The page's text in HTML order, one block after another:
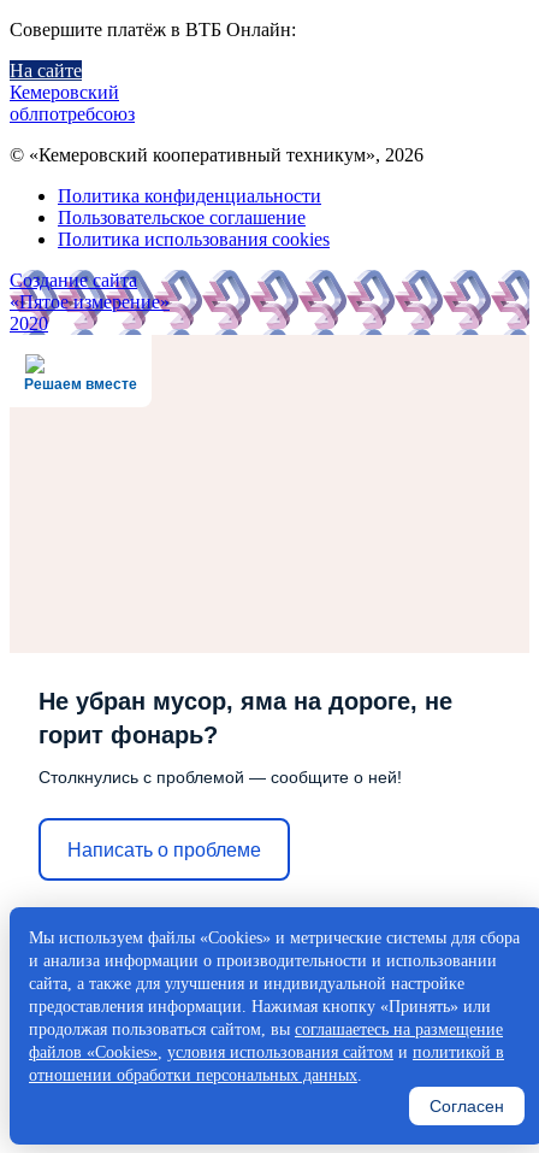
Совершите платёж в ВТБ Онлайн:
На сайте
Кемеровский
облпотребсоюз
© «Кемеровский кооперативный техникум», 2026
Политика конфиденциальности
Пользовательское соглашение
Политика использования cookies
Создание сайта
«Пятое измерение»
2020
Решаем вместе
Не убран мусор, яма на дороге, не
горит фонарь?
Столкнулись с проблемой — сообщите о ней!
Написать о проблеме
Мы используем файлы «Cookies» и метрические системы для сбора
и анализа информации о производительности и использовании
сайта, а также для улучшения и индивидуальной настройке
предоставления информации. Нажимая кнопку «Принять» или
продолжая пользоваться сайтом, вы соглашаетесь на размещение
файлов «Cookies», условия использования сайтом и политикой в
отношении обработки персональных данных.
Согласен